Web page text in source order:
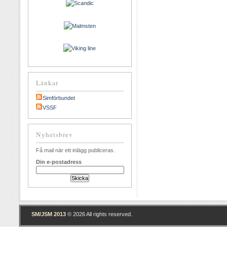
Länkar
Simförbundet
VSSF
Nyhetsbrev
Få mail när ett inlägg publiceras.
Din e-postadress
SM/JSM 2013 © 2026 All rights reserved.